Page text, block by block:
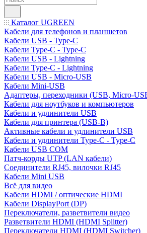
Каталог UGREEN
Кабели для телефонов и планшетов
Кабели USB - Type-C
Кабели Type-C - Type-C
Кабели USB - Lightning
Кабели Type-C - Lightning
Кабели USB - Micro-USB
Кабели Mini-USB
Адаптеры, переходники (USB, Micro-
Кабели для ноутбуков и компьютеров
Кабели и удлинители USB
Кабели для принтера (USB-B)
Активные кабели и удлинители USB
Кабели и удлинители Type-C - Type-C
Кабели USB COM
Патч-корды UTP (LAN кабели)
Соединители RJ45, вилочки RJ45
Кабели Mini USB
Всё для видео
Кабели HDMI / оптические HDMI
Кабели DisplayPort (DP)
Переключатели, разветвители видео
Разветвители HDMI (HDMI Splitter)
Переключатели HDMI (HDMI Switcher)